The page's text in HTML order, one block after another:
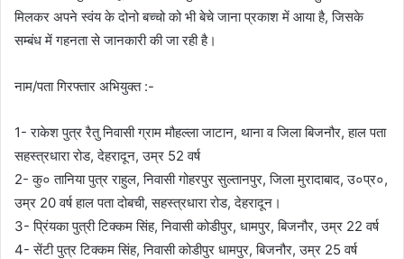
मिलकर अपने स्वंय के दोनो बच्चो को भी बेचे जाना प्रकाश में आया है, जिसके
सम्बंध में गहनता से जानकारी की जा रही है।
नाम/पता गिरफ्तार अभियुक्त :-
1- राकेश पुत्र रैतु निवासी ग्राम मौहल्ला जाटान, थाना व जिला बिजनौर, हाल पता
सहस्त्रधारा रोड, देहरादून, उम्र 52 वर्ष
2- कु० तानिया पुत्र राहुल, निवासी गोहरपुर सुल्तानपुर, जिला मुरादाबाद, उ०प्र०,
उम्र 20 वर्ष हाल पता दोबची, सहस्त्रधारा रोड, देहरादून।
3- प्रिंयका पुत्री टिक्कम सिंह, निवासी कोडीपुर, धामपुर, बिजनौर, उम्र 22 वर्ष
4- सेंटी पुत्र टिक्कम सिंह, निवासी कोडीपुर धामपुर, बिजनौर, उम्र 25 वर्ष